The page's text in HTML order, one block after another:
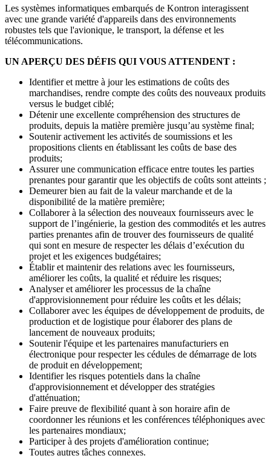
Les systèmes informatiques embarqués de Kontron interagissent
avec une grande variété d'appareils dans des environnements
robustes tels que l'avionique, le transport, la défense et les
télécommunications.
UN APERÇU DES DÉFIS QUI VOUS ATTENDENT :
Identifier et mettre à jour les estimations de coûts des
marchandises, rendre compte des coûts des nouveaux produits
versus le budget ciblé;
Détenir une excellente compréhension des structures de
produits, depuis la matière première jusqu’au système final;
Soutenir activement les activités de soumissions et les
propositions clients en établissant les coûts de base des
produits;
Assurer une communication efficace entre toutes les parties
prenantes pour garantir que les objectifs de coûts sont atteints ;
Demeurer bien au fait de la valeur marchande et de la
disponibilité de la matière première;
Collaborer à la sélection des nouveaux fournisseurs avec le
support de l’ingénierie, la gestion des commodités et les autres
parties prenantes afin de trouver des fournisseurs de qualité
qui sont en mesure de respecter les délais d’exécution du
projet et les exigences budgétaires;
Établir et maintenir des relations avec les fournisseurs,
améliorer les coûts, la qualité et réduire les risques;
Analyser et améliorer les processus de la chaîne
d'approvisionnement pour réduire les coûts et les délais;
Collaborer avec les équipes de développement de produits, de
production et de logistique pour élaborer des plans de
lancement de nouveaux produits;
Soutenir l'équipe et les partenaires manufacturiers en
électronique pour respecter les cédules de démarrage de lots
de produit en développement;
Identifier les risques potentiels dans la chaîne
d'approvisionnement et développer des stratégies
d'atténuation;
Faire preuve de flexibilité quant à son horaire afin de
coordonner les réunions et les conférences téléphoniques avec
les partenaires mondiaux;
Participer à des projets d'amélioration continue;
Toutes autres tâches connexes.